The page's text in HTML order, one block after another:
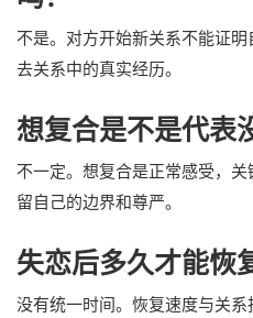
不是。对方开始新关系不能证
去关系中的真实经历。
想复合是不是代表
不一定。想复合是正常感受，
留自己的边界和尊严。
失恋后多久才能恢
没有统一时间。恢复速度与关